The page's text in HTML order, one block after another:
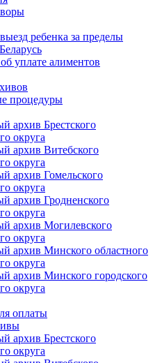
ребенка за пределы
уплате алиментов
процедуры
архив Брестского
округа
архив Витебского
округа
архив Гомельского
округа
архив Гродненского
округа
архив Могилевского
округа
архив Минского областного
округа
архив Минского городского
округа
оплаты
архив Брестского
округа